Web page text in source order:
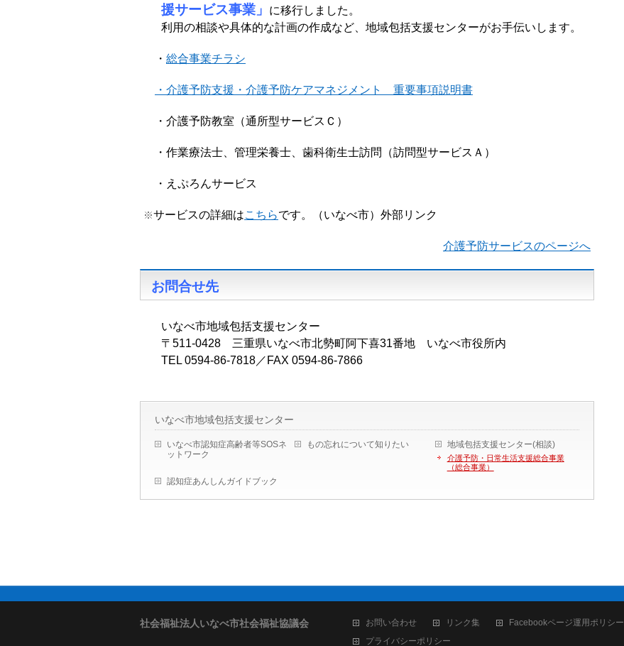
援サービス事業」
に移行しました。
利用の相談や具体的な計画の作成など、地域包括支援センターがお手伝いします。
・ 総合事業チラシ
・介護予防支援・介護予防ケアマネジメント 重要事項説明書
・介護予防教室（通所型サービスＣ）
・作業療法士、管理栄養士、歯科衛生士訪問（訪問型サービスＡ）
・えぷろんサービス
※サービスの詳細はこちらです。（いなべ市）外部リンク
介護予防サービスのページへ
お問合せ先
いなべ市地域包括支援センター
〒511‐0428 三重県いなべ市北勢町阿下喜31番地 いなべ市役所内
TEL 0594‐86‐7818／FAX 0594‐86‐7866
いなべ市地域包括支援センター
いなべ市認知症高齢者等SOSネ
ットワーク
もの忘れについて知りたい 地域包括支援センター(相談)
介護予防・日常生活支援総合事業
（総合事業）
認知症あんしんガイドブック
社会福祉法人いなべ市社会福祉協議会 お問い合わせ リンク集 Facebookページ運用ポリシー
プライバシーポリシー